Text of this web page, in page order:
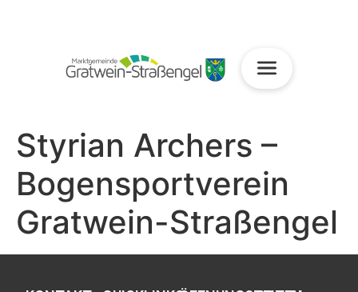
Styrian Archers –
Bogensportverein
Gratwein-Straßengel